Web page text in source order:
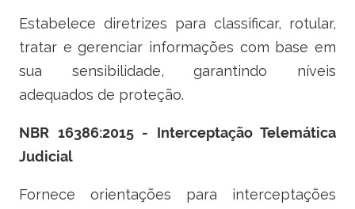
Estabelece diretrizes para classificar, rotular,
tratar e gerenciar informações com base em
sua sensibilidade, garantindo níveis
adequados de proteção.
NBR 16386:2015 - Interceptação Telemática
Judicial
Fornece orientações para interceptações